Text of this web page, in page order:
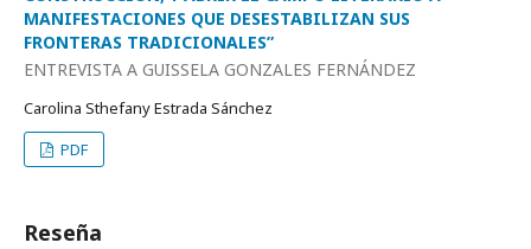
MANIFESTACIONES QUE DESESTABILIZAN SUS
FRONTERAS TRADICIONALES”
ENTREVISTA A GUISSELA GONZALES FERNÁNDEZ
Carolina Sthefany Estrada Sánchez
PDF
Reseña